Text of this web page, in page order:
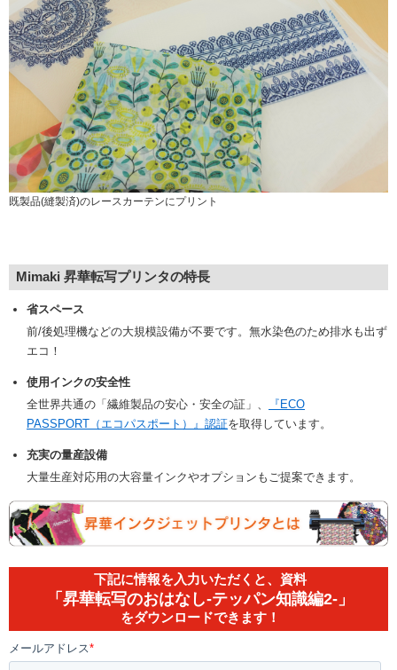
既製品(縫製済)のレースカーテンにプリント
Mimaki 昇華転写プリンタの特長
省スペース
前/後処理機などの大規模設備が不要です。無水染色のため排水も出ず
エコ！
使用インクの安全性
全世界共通の「繊維製品の安心・安全の証」、
『ECO
PASSPORT（エコパスポート）』認証を取得しています。
充実の量産設備
大量生産対応用の大容量インクやオプションもご提案できます。
下記に情報を入力いただくと、資料
「昇華転写のおはなし-テッパン知識編2-」
をダウンロードできます！